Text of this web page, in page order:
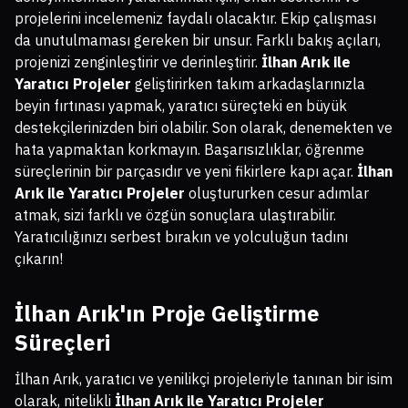
projelerini incelemeniz faydalı olacaktır. Ekip çalışması
da unutulmaması gereken bir unsur. Farklı bakış açıları,
projenizi zenginleştirir ve derinleştirir. İlhan Arık ile
Yaratıcı Projeler geliştirirken takım arkadaşlarınızla
beyin fırtınası yapmak, yaratıcı süreçteki en büyük
destekçilerinizden biri olabilir. Son olarak, denemekten ve
hata yapmaktan korkmayın. Başarısızlıklar, öğrenme
süreçlerinin bir parçasıdır ve yeni fikirlere kapı açar. İlhan
Arık ile Yaratıcı Projeler oluştururken cesur adımlar
atmak, sizi farklı ve özgün sonuçlara ulaştırabilir.
Yaratıcılığınızı serbest bırakın ve yolculuğun tadını
çıkarın!
İlhan Arık'ın Proje Geliştirme
Süreçleri
İlhan Arık, yaratıcı ve yenilikçi projeleriyle tanınan bir isim
olarak, nitelikli İlhan Arık ile Yaratıcı Projeler